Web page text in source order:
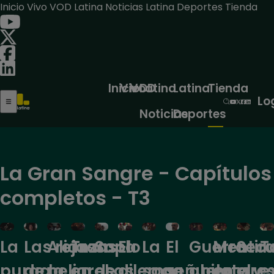
Inicio Vivo VOD Latina Noticias Latina Deportes Tienda
Inicio
Vivo
VOD
Latina
Noticias
Latina
Deportes
Tienda
La Gran Sangre - Capítulos
completos - T3
La Las rejas
Alianzas
Trampa
Soplo
El La El Guerra